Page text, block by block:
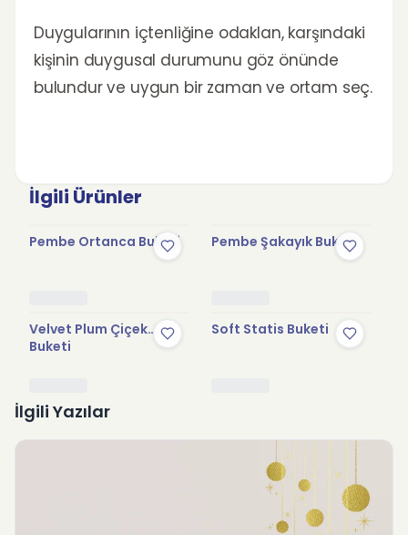
Duygularının içtenliğine odaklan, karşındaki
kişinin duygusal durumunu göz önünde
bulundur ve uygun bir zaman ve ortam seç.
İlgili Ürünler
Pembe Ortanca Buketi
Velvet Plum Çiçek
Buketi
Pembe Şakayık Buketi
Soft Statis Buketi
İlgili Yazılar